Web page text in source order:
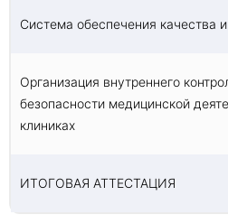
Система обеспечения качества
Организация внутреннего
безопасности медицинской
клиниках
ИТОГОВАЯ АТТЕСТАЦИЯ